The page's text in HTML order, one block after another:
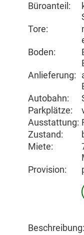
Büroanteil:
Tore:
Boden:
Anlieferung:
Autobahn:
Parkplätze:
Ausstattung:
Zustand:
Miete:
Provision:
Beschreibung: